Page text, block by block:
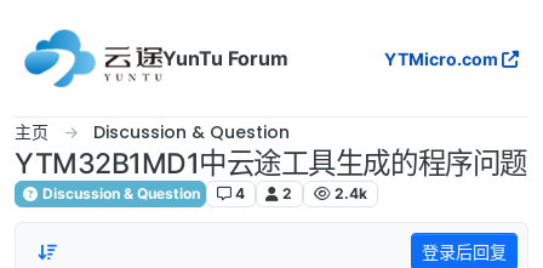
YunTu Forum
YTMicro.com
主页 Discussion & Question
YTM32B1MD1中云途工具生成的程序问题
Discussion & Question 4 2 2.4k
登录后回复